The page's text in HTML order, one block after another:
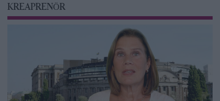
KREAPRENÖR